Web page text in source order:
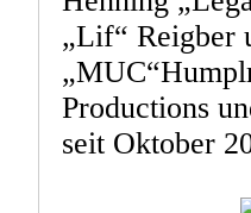
„Lif“ Reigber
Productions
seit Oktober